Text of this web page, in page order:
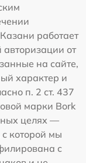
работает
от
на сайте,
характер и
п. 2 ст. 437
марки Bork
целях —
которой мы
с